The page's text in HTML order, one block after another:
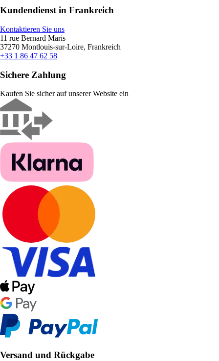
Kundendienst in Frankreich
Kontaktieren Sie uns
11 rue Bernard Maris
37270 Montlouis-sur-Loire, Frankreich
+33 1 86 47 62 58
Sichere Zahlung
Kaufen Sie sicher auf unserer Website ein
Versand und Rückgabe